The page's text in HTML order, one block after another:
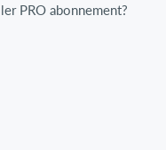
PRO abonnement?